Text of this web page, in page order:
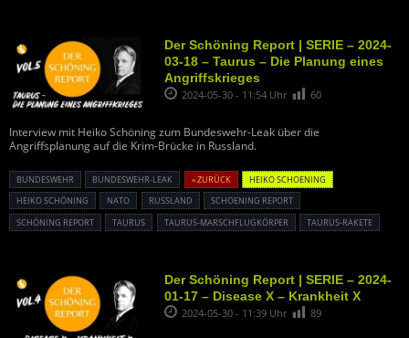
Der Schöning Report | SERIE – 2024-
03-18 – Taurus – Die Planung eines
Angriffskrieges
2024-05-30 - 11:54 Uhr 60
Interview mit Heiko Schöning zum Bundeswehr-Leak über die
Angriffsplanung auf die Krim-Brücke in Russland.
BUNDESWEHR BUNDESWEHR-LEAK « ZURÜCK
HEIKO SCHOENING
HEIKO SCHÖNING
NATO RUSSLAND
SCHOENING REPORT
SCHÖNING REPORT
TAURUS TAURUS-MARSCHFLUGKÖRPER TAURUS-RAKETE
Der Schöning Report | SERIE – 2024-
01-17 – Disease X – Krankheit X
2024-05-30 - 11:39 Uhr 89